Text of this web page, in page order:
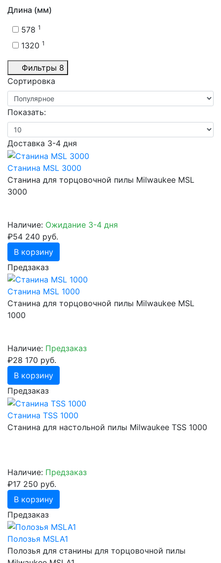
Длина (мм)
578 1
1320 1
Фильтры 8
Сортировка
Показать:
Доставка 3-4 дня
Станина MSL 3000
Станина для торцовочной пилы Milwaukee MSL
3000
Наличие: Ожидание 3-4 дня
₽54 240 руб.
В корзину
Предзаказ
Станина MSL 1000
Станина для торцовочной пилы Milwaukee MSL
1000
Наличие: Предзаказ
₽28 170 руб.
В корзину
Предзаказ
Станина TSS 1000
Станина для настольной пилы Milwaukee TSS 1000
Наличие: Предзаказ
₽17 250 руб.
В корзину
Предзаказ
Полозья MSLA1
Полозья для станины для торцовочной пилы